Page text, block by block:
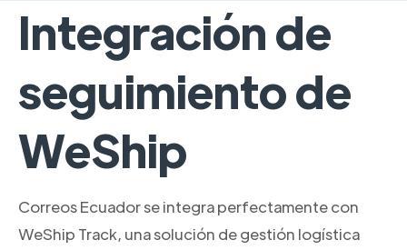
Integración de
seguimiento de
WeShip
Correos Ecuador se integra perfectamente con
WeShip Track, una solución de gestión logística